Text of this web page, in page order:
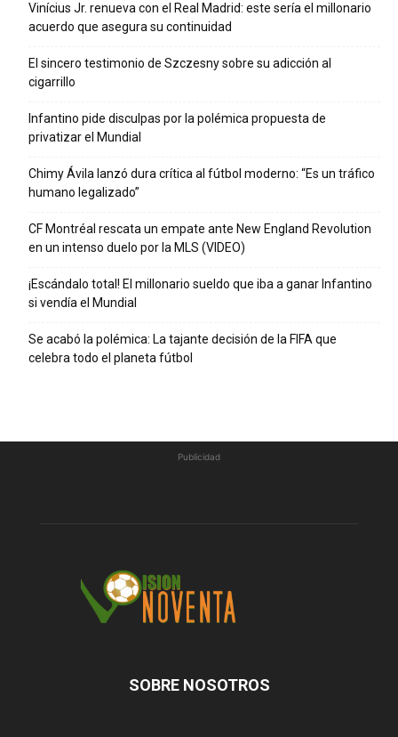
Vinícius Jr. renueva con el Real Madrid: este sería el millonario
acuerdo que asegura su continuidad
El sincero testimonio de Szczesny sobre su adicción al
cigarrillo
Infantino pide disculpas por la polémica propuesta de
privatizar el Mundial
Chimy Ávila lanzó dura crítica al fútbol moderno: “Es un tráfico
humano legalizado”
CF Montréal rescata un empate ante New England Revolution
en un intenso duelo por la MLS (VIDEO)
¡Escándalo total! El millonario sueldo que iba a ganar Infantino
si vendía el Mundial
Se acabó la polémica: La tajante decisión de la FIFA que
celebra todo el planeta fútbol
Publicidad
SOBRE NOSOTROS